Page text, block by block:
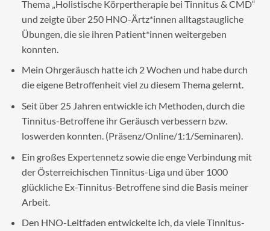
Thema „Holistische Körpertherapie bei Tinnitus & CMD“
und zeigte über 250 HNO-Ärtz*innen alltagstaugliche
Übungen, die sie ihren Patient*innen weitergeben
konnten.
Mein Ohrgeräusch hatte ich 2 Wochen und habe durch
die eigene Betroffenheit viel zu diesem Thema gelernt.
Seit über 25 Jahren entwickle ich Methoden, durch die
Tinnitus-Betroffene ihr Geräusch verbessern bzw.
loswerden konnten. (Präsenz/Online/1:1/Seminaren).
Ein großes Expertennetz sowie die enge Verbindung mit
der Österreichischen Tinnitus-Liga und über 1000
glückliche Ex-Tinnitus-Betroffene sind die Basis meiner
Arbeit.
Den HNO-Leitfaden entwickelte ich, da viele Tinnitus-